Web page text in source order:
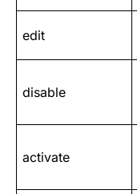
edit
disable
activate